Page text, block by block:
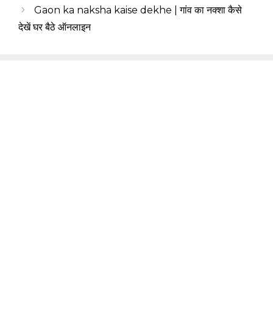
Gaon ka naksha kaise dekhe | गांव का नक्शा कैसे
देखें घर बैठे ऑनलाइन